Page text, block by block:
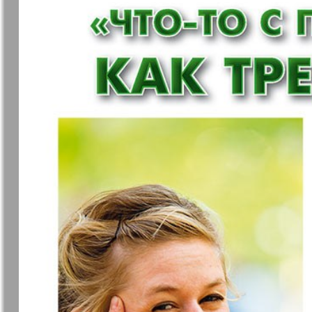
6
7
13
25
31
МК-Германия
планета мнений
МК-
Новые Земляки nord.Aktuell
Panorama-mir
Русский вояж
Архив необновляющихся на сайте изданий